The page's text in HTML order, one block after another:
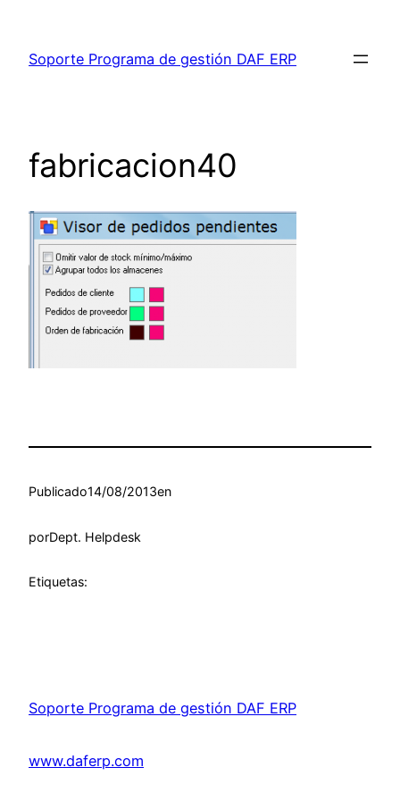
contenido
Soporte Programa de gestión DAF ERP
fabricacion40
Publicado14/08/2013en
porDept. Helpdesk
Etiquetas:
Soporte Programa de gestión DAF ERP
www.daferp.com